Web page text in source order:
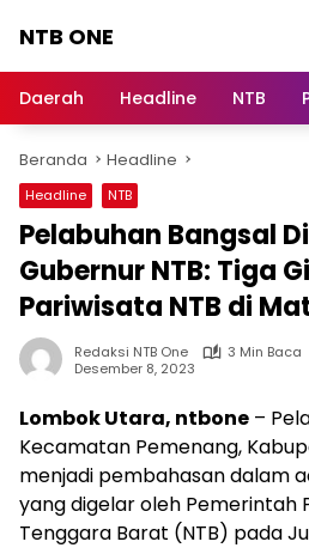
NTB ONE
dan
Berita
Lombok
Daerah Headline NTB
Beranda Headline
Headline NTB
Pelabuhan Bangsal
Gubernur NTB: Tiga
Pariwisata NTB di
Redaksi NTB One
3 Min Baca
Desember 8, 2023
Lombok Utara, ntbone –
Kecamatan Pemenang,
menjadi pembahasan dalam
yang digelar oleh Pemerintah
Tenggara Barat (NTB) pada